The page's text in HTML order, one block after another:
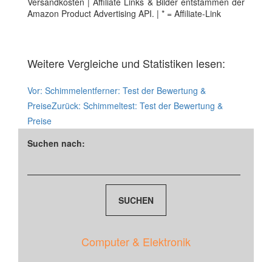
Amazon Product Advertising API. | * = Affiliate-Link
Weitere Vergleiche und Statistiken lesen:
Vor: Schimmelentferner: Test der Bewertung &
PreiseZurück: Schimmeltest: Test der Bewertung &
Preise
Suchen nach:
Computer & Elektronik